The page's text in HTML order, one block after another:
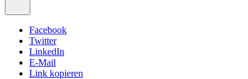
Facebook
Twitter
LinkedIn
E-Mail
Link kopieren